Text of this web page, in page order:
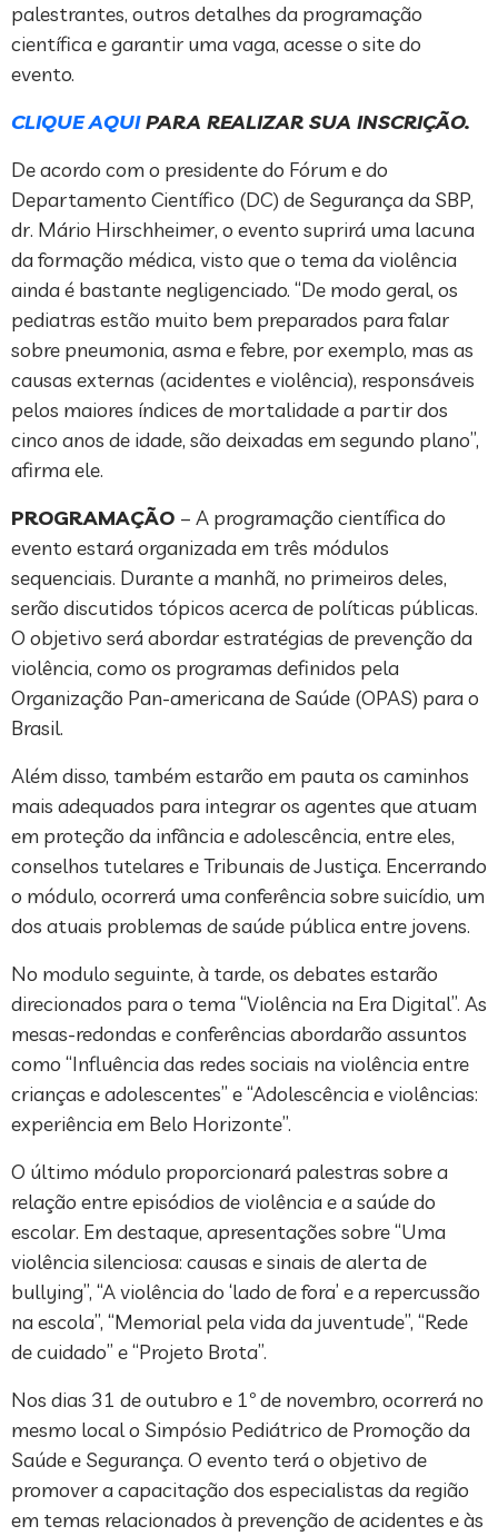
palestrantes, outros detalhes da programação
científica e garantir uma vaga, acesse o site do
evento.
CLIQUE AQUIPARA REALIZAR SUA INSCRIÇÃO.
De acordo com o presidente do Fórum e do
Departamento Científico (DC) de Segurança da SBP,
dr. Mário Hirschheimer, o evento suprirá uma lacuna
da formação médica, visto que o tema da violência
ainda é bastante negligenciado. “De modo geral, os
pediatras estão muito bem preparados para falar
sobre pneumonia, asma e febre, por exemplo, mas as
causas externas (acidentes e violência), responsáveis
pelos maiores índices de mortalidade a partir dos
cinco anos de idade, são deixadas em segundo plano”,
afirma ele.
PROGRAMAÇÃO – A programação científica do
evento estará organizada em três módulos
sequenciais. Durante a manhã, no primeiros deles,
serão discutidos tópicos acerca de políticas públicas.
O objetivo será abordar estratégias de prevenção da
violência, como os programas definidos pela
Organização Pan-americana de Saúde (OPAS) para o
Brasil.
Além disso, também estarão em pauta os caminhos
mais adequados para integrar os agentes que atuam
em proteção da infância e adolescência, entre eles,
conselhos tutelares e Tribunais de Justiça. Encerrando
o módulo, ocorrerá uma conferência sobre suicídio, um
dos atuais problemas de saúde pública entre jovens.
No modulo seguinte, à tarde, os debates estarão
direcionados para o tema “Violência na Era Digital”. As
mesas-redondas e conferências abordarão assuntos
como “Influência das redes sociais na violência entre
crianças e adolescentes” e “Adolescência e violências:
experiência em Belo Horizonte”.
O último módulo proporcionará palestras sobre a
relação entre episódios de violência e a saúde do
escolar. Em destaque, apresentações sobre “Uma
violência silenciosa: causas e sinais de alerta de
bullying”, “A violência do ‘lado de fora’ e a repercussão
na escola”, “Memorial pela vida da juventude”, “Rede
de cuidado” e “Projeto Brota”.
Nos dias 31 de outubro e 1º de novembro, ocorrerá no
mesmo local o Simpósio Pediátrico de Promoção da
Saúde e Segurança. O evento terá o objetivo de
promover a capacitação dos especialistas da região
em temas relacionados à prevenção de acidentes e às